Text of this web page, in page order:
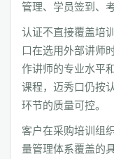
管理、学员签到、
认证不直接覆盖培
口在选用外部讲师
作讲师的专业水平
课程，迈秀口仍按
环节的质量可控。
客户在采购培训组
量管理体系覆盖的